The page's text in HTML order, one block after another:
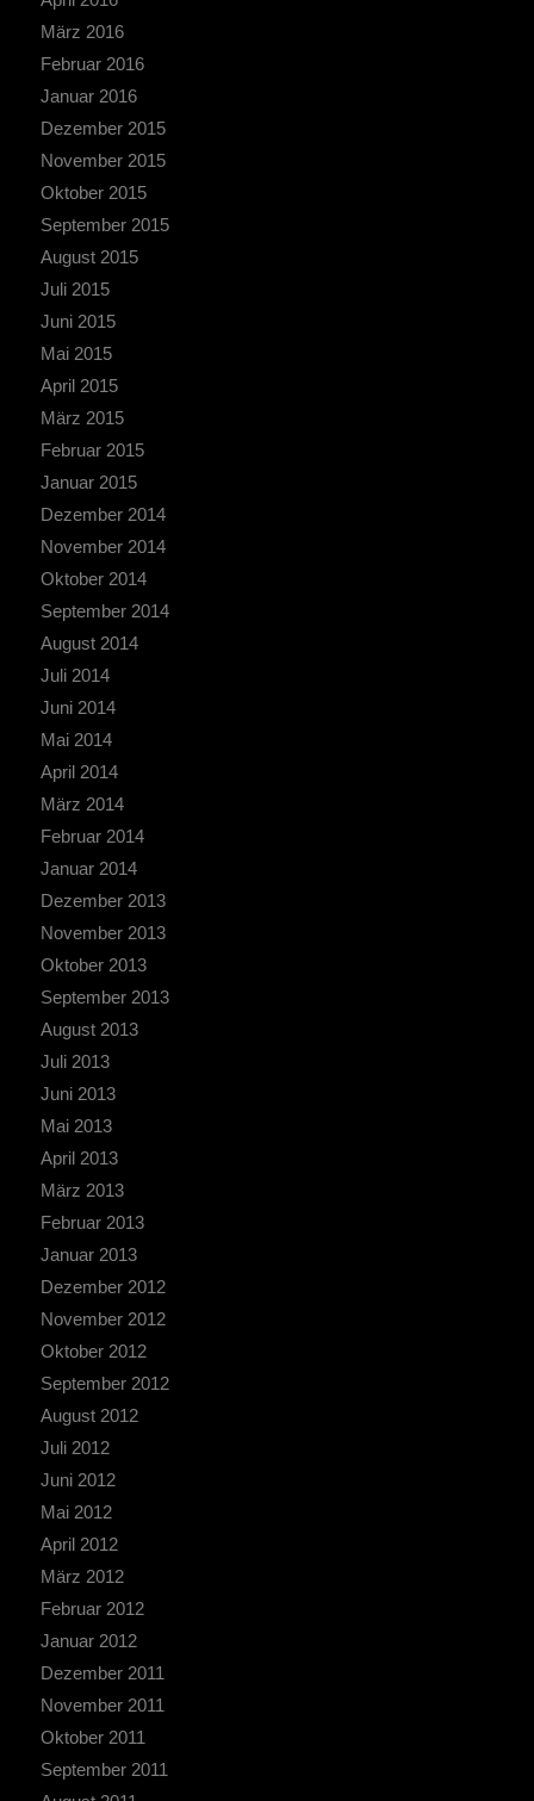
März 2016
Februar 2016
Januar 2016
Dezember 2015
November 2015
Oktober 2015
September 2015
August 2015
Juli 2015
Juni 2015
Mai 2015
April 2015
März 2015
Februar 2015
Januar 2015
Dezember 2014
November 2014
Oktober 2014
September 2014
August 2014
Juli 2014
Juni 2014
Mai 2014
April 2014
März 2014
Februar 2014
Januar 2014
Dezember 2013
November 2013
Oktober 2013
September 2013
August 2013
Juli 2013
Juni 2013
Mai 2013
April 2013
März 2013
Februar 2013
Januar 2013
Dezember 2012
November 2012
Oktober 2012
September 2012
August 2012
Juli 2012
Juni 2012
Mai 2012
April 2012
März 2012
Februar 2012
Januar 2012
Dezember 2011
November 2011
Oktober 2011
September 2011